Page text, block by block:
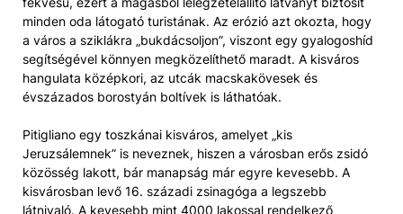
minden oda látogató turistának. Az erózió azt okozta, hogy
a város a sziklákra „bukdácsoljon”, viszont egy gyalogoshíd
segítségével könnyen megközelíthető maradt. A kisváros
hangulata középkori, az utcák macskakövesek és
évszázados borostyán boltívek is láthatóak.
Pitigliano egy toszkánai kisváros, amelyet „kis
Jeruzsálemnek” is neveznek, hiszen a városban erős zsidó
közösség lakott, bár manapság már egyre kevesebb. A
kisvárosban levő 16. századi zsinagóga a legszebb
látnivaló. A kevesebb mint 4000 lakossal rendelkező